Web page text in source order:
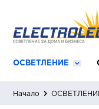
ОСВЕТЛЕНИЕ
Начало